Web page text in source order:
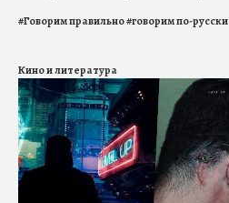
#Говорим правильно#говорим по-русски
Кино и литература